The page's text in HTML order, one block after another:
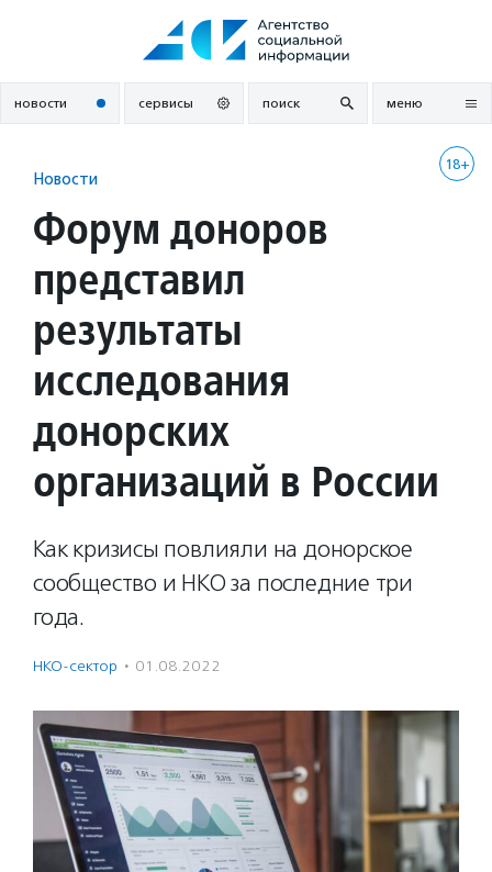
новости сервисы поиск меню
18+
Новости
Форум доноров
представил
результаты
исследования
донорских
организаций в России
Как кризисы повлияли на донорское
сообщество и НКО за последние три
года.
НКО-сектор · 01.08.2022